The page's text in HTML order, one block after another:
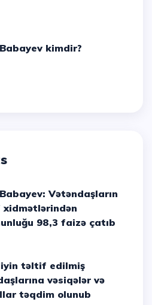
Babayev kimdir?
xidmətlərindən
98,3 faizə çatıb
vəsiqələr və
təqdim olunub